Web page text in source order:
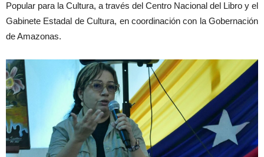
Popular para la Cultura, a través del Centro Nacional del Libro y el
Gabinete Estadal de Cultura, en coordinación con la Gobernación
de Amazonas.